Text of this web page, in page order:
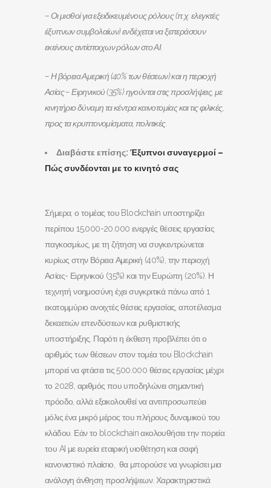
– Οι μισθοί για εξειδικευμένους ρόλους (π.χ. ελεγκτές
έξυπνων συμβολαίων) ενδέχεται να ξεπεράσουν
εκείνους αντίστοιχων ρόλων στο ΑΙ.
– Η βόρεια Αμερική (40% των θέσεων) και η περιοχή
Ασίας – Ειρηνικού (35%) ηγούνται στις προσλήψεις, με
κινητήριο δύναμη τα κέντρα καινοτομίας και τις φιλικές,
προς τα κρυπτονομίσματα, πολιτικές.
Διαβάστε επίσης: Έξυπνοι συναγερμοί –
Πώς συνδέονται με το κινητό σας
Σήμερα, ο τομέας του Blockchain υποστηρίζει
περίπου 15.000-20.000 ενεργές θέσεις εργασίας
παγκοσμίως, με τη ζήτηση να συγκεντρώνεται
κυρίως στην Βόρεια Αμερική (40%), την περιοχή
Ασίας- Ειρηνικού (35%) και την Ευρώπη (20%). Η
τεχνητή νοημοσύνη έχει συγκριτικά πάνω από 1
εκατομμύριο ανοιχτές θέσεις εργασίας, αποτέλεσμα
δεκαετιών επενδύσεων και ρυθμιστικής
υποστήριξης. Παρότι η έκθεση προβλέπει ότι ο
αριθμός των θέσεων στον τομέα του Blockchain
μπορεί να φτάσει τις 500.000 θέσεις εργασίας μέχρι
το 2028, αριθμός που υποδηλώνει σημαντική
πρόοδο, αλλά εξακολουθεί να αντιπροσωπεύει
μόλις ένα μικρό μέρος του πλήρους δυναμικού του
κλάδου. Εάν το blockchain ακολουθήσει την πορεία
του AI με ευρεία εταιρική υιοθέτηση και σαφή
κανονιστικό πλαίσιο, θα μπορούσε να γνωρίσει μια
ανάλογη άνθηση προσλήψεων. Χαρακτηριστικά